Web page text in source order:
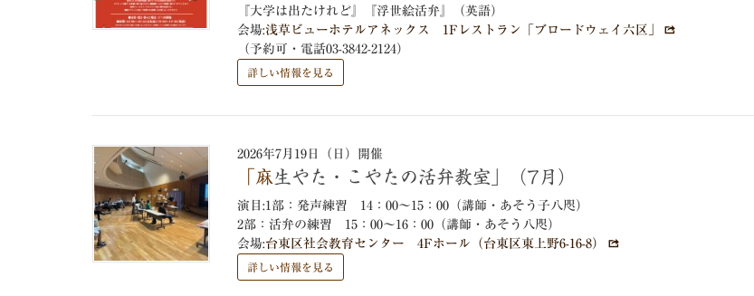
『大学は出たけれど』『浮世絵活弁』（英語）
会場:浅草ビューホテルアネックス 1Fレストラン「ブロードウェイ六区」
（予約可・電話03-3842-2124）
詳しい情報を見る
2026年7月19日（日）開催
「麻生やた・こやたの活弁教室」（7月）
演目:1部：発声練習 14：00～15：00（講師・あそう子八咫）
2部：活弁の練習 15：00～16：00（講師・あそう八咫）
会場:台東区社会教育センター 4Fホール（台東区東上野6-16-8）
詳しい情報を見る